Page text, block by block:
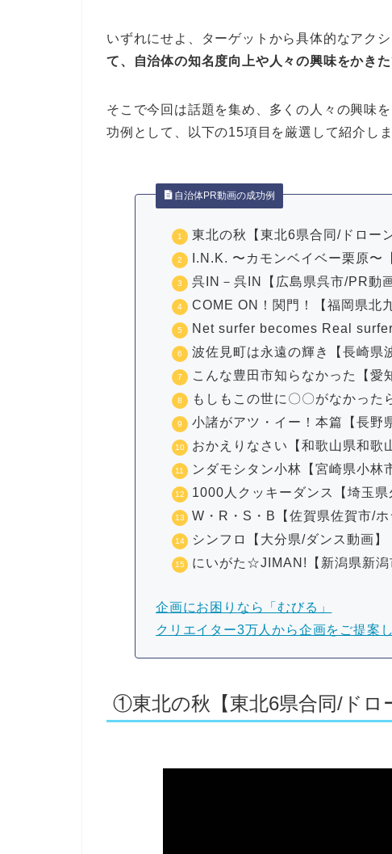
いずれにせよ、ターゲットから具体的なアク
て、自治体の知名度向上や人々の興味をかき
そこで今回は話題を集め、多くの人々の興味
功例として、以下の15項目を厳選して紹介しま
自治体PR動画の成功例
東北の秋【東北6県合同/ドロー
I.N.K. 〜カモンベイベー栗原〜
呉IN－呉IN【広島県呉市/PR動画
COME ON！関門！【福岡県北
Net surfer becomes Real
波佐見町は永遠の輝き【長崎県
こんな豊田市知らなかった【愛
もしもこの世に〇〇がなかった
小諸がアツ・イー！本篇【長野
おかえりなさい【和歌山県和歌
ンダモシタン小林【宮崎県小林
1000人クッキーダンス【埼玉県
W・R・S・B【佐賀県佐賀市/ホ
シンフロ【大分県/ダンス動画】
にいがた☆JIMAN!【新潟県新潟
企画にお困りなら「むびる」
クリエイター3万人から企画をご提
①東北の秋【東北6県合同/ドロ